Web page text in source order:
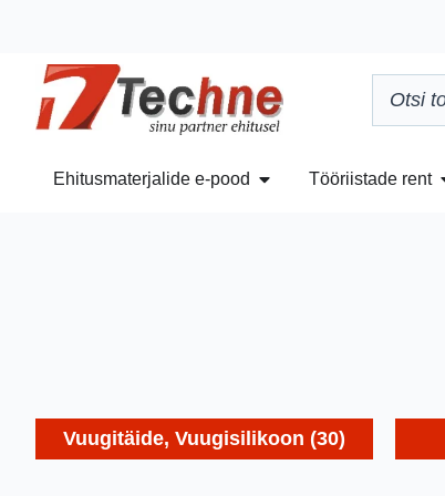
Ehitusmaterjalide e-pood Tööriistade rent
Vuugitäide, Vuugisilikoon (30)